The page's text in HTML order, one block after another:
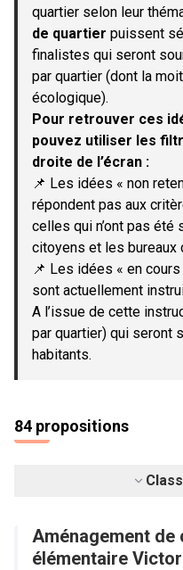
quartier selon leur
de quartier puissent
finalistes qui seront
par quartier (dont la
écologique).
Pour retrouver ces
pouvez utiliser les
droite de l’écran :
📌 Les idées « non
répondent pas aux
celles qui n’ont pas
citoyens et les bureaux
📌 Les idées « en
sont actuellement
A l’issue de cette
par quartier) qui seront
habitants.
84 propositions
Aménagement de
élémentaire